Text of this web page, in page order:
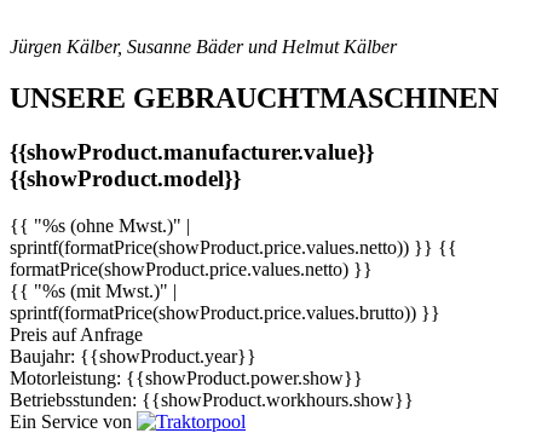
Jürgen Kälber, Susanne Bäder und Helmut Kälber
UNSERE GEBRAUCHTMASCHINEN
{{showProduct.manufacturer.value}}
{{showProduct.model}}
{{ "%s (ohne Mwst.)" |
sprintf(formatPrice(showProduct.price.values.netto)) }} {{
formatPrice(showProduct.price.values.netto) }}
{{ "%s (mit Mwst.)" |
sprintf(formatPrice(showProduct.price.values.brutto)) }}
Preis auf Anfrage
Baujahr: {{showProduct.year}}
Motorleistung: {{showProduct.power.show}}
Betriebsstunden: {{showProduct.workhours.show}}
Ein Service von